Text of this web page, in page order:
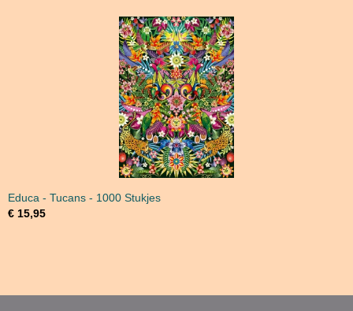
Educa - Tucans - 1000 Stukjes
€ 15,95